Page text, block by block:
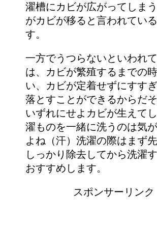
濯槽にカビが広がってしま
がカビが移ると言われてい
す。
一方でうつらないといわれ
は、カビが繁殖するまでの
い、カビが定着せずにすす
落とすことができるからだそ
いずれにせよカビが生えて
濯ものを一緒に洗うのは気
よね（汗）洗濯の際はまず
しっかり除去してから洗濯
おすすめします。
スポンサーリンク